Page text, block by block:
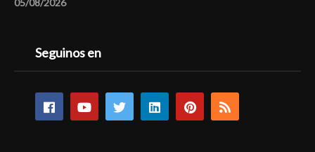
05/08/2026
Seguinos en